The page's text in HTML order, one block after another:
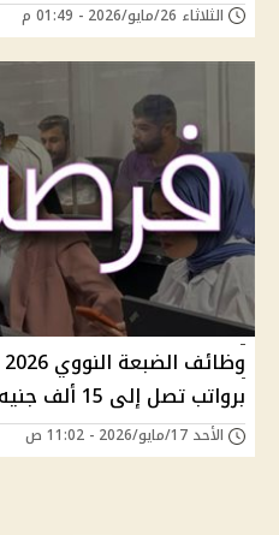
الثلاثاء 26/مايو/2026 - 01:49 م
برواتب تصل إلى 15 ألف جنيه للشباب
الأحد 17/مايو/2026 - 11:02 ص